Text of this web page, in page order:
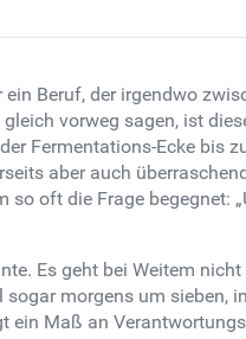
Beruf, der irgendwo
vorweg sagen, ist
Fermentations-Ecke bis
aber auch
oft die Frage begegnet:
Es geht bei Weitem
morgens um sieben,
ein Maß an